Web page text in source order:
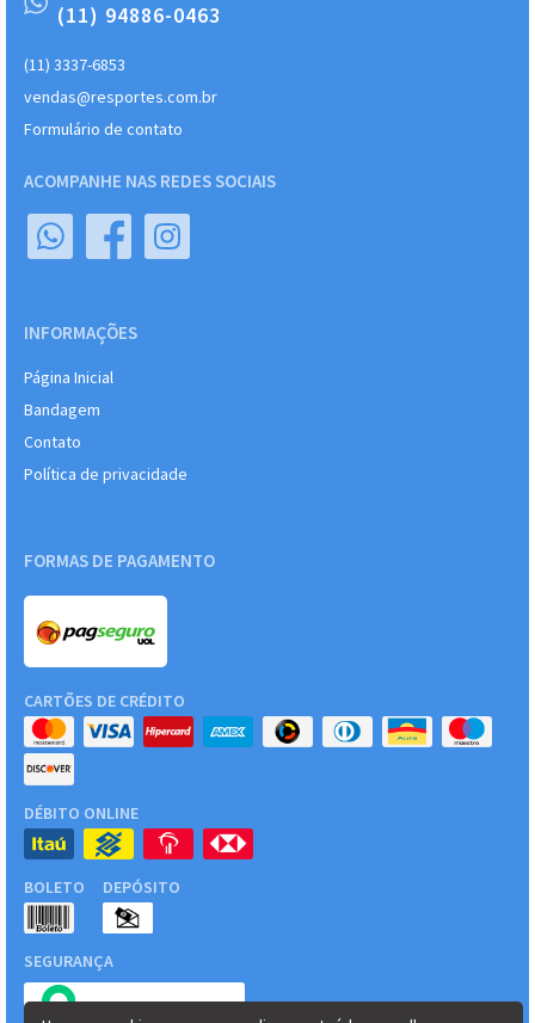
(11) 94886-0463
(11) 3337-6853
vendas@resportes.com.br
Formulário de contato
ACOMPANHE NAS REDES SOCIAIS
INFORMAÇÕES
Página Inicial
Bandagem
Contato
Política de privacidade
FORMAS DE PAGAMENTO
CARTÕES DE CRÉDITO
DÉBITO ONLINE
BOLETO DEPÓSITO
SEGURANÇA